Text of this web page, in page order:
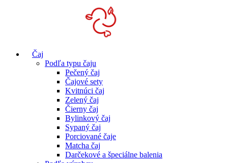
Čaj
Podľa typu čaju
Pečený čaj
Čajové sety
Kvitnúci čaj
Zelený čaj
Čierny čaj
Bylinkový čaj
Sypaný čaj
Porciované čaje
Matcha čaj
Darčekové a špeciálne balenia